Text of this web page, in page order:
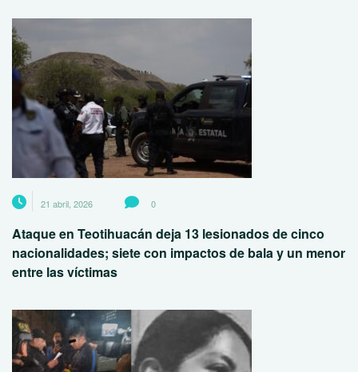
21 abril, 2026 0
Ataque en Teotihuacán deja 13 lesionados de cinco
nacionalidades; siete con impactos de bala y un menor
entre las víctimas